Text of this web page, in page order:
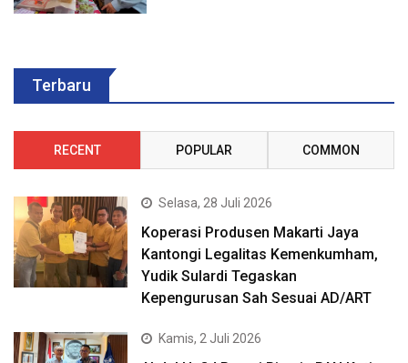
Terbaru
RECENT POPULAR COMMON
Selasa, 28 Juli 2026
Koperasi Produsen Makarti Jaya
Kantongi Legalitas Kemenkumham,
Yudik Sulardi Tegaskan
Kepengurusan Sah Sesuai AD/ART
Kamis, 2 Juli 2026